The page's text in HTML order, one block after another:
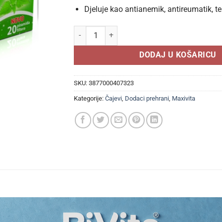
Djeluje kao antianemik, antireumatik,
MAXIVITA Kopriva čaj a 20 piramida filter
DODAJ U KOŠARICU
SKU: 3877000407323
Kategorije: Čajevi Dodaci prehrani Maxivita